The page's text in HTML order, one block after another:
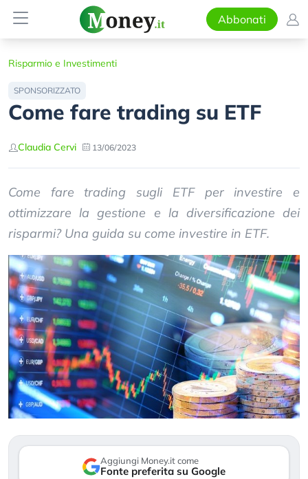
Abbonati
Risparmio e Investimenti
SPONSORIZZATO
Come fare trading su ETF
Claudia Cervi 13/06/2023
Come fare trading sugli ETF per investire e
ottimizzare la gestione e la diversificazione dei
risparmi? Una guida su come investire in ETF.
Aggiungi Money.it come
Fonte preferita su Google